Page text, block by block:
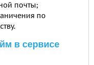
почты;
по
в сервисе